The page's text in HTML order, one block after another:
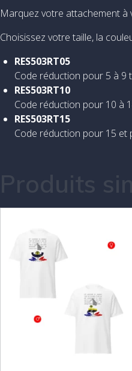
Marquez votre attachement à
Choisissez votre taille, la
RES503RT05
Code réduction pour 5 à 9
RES503RT10
Code réduction pour 10 à
RES503RT15
Code réduction pour 15 et